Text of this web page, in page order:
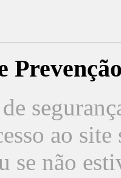
ao
se não